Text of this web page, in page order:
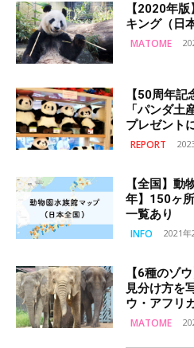
【2020年
キング（日本
MATOME
【50周年
「パンダ土
プレゼント
REPORT
【全国】
年】150ヶ
一覧あり
INFO 2021年
【6種のゾ
見分け方を
ウ・アフリ
MATOME